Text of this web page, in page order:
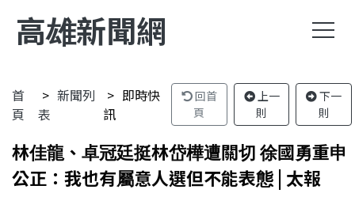
高雄新聞網
首
頁
新聞列
表
即時快
訊
回首
頁
上一
則
下一
則
林佳龍、卓冠廷挺林岱樺遭關切 徐國勇重申
公正：我也有屬意人選但不能表態 | 太報